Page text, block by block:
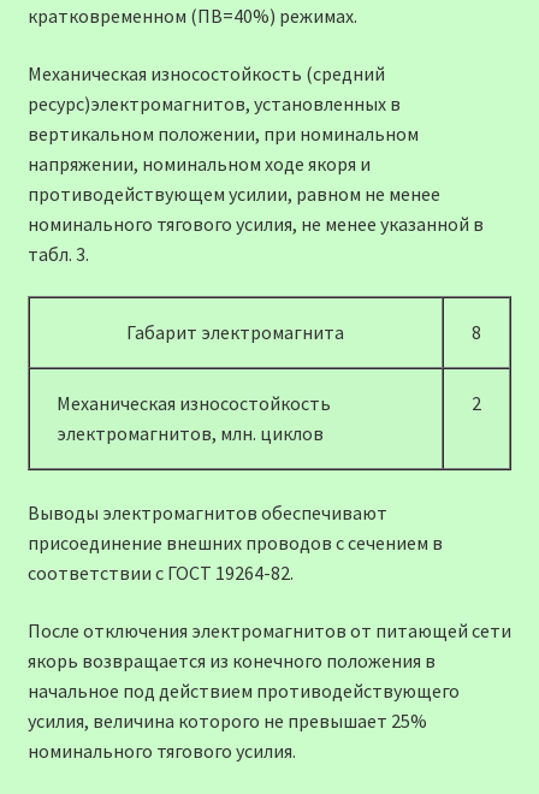
кратковременном (ПВ=40%) режимах.
Механическая износостойкость (средний
ресурс)электромагнитов, установленных в
вертикальном положении, при номинальном
напряжении, номинальном ходе якоря и
противодействующем усилии, равном не менее
номинального тягового усилия, не менее указанной в
табл. 3.
Габарит электромагнита 8
Механическая износостойкость
электромагнитов, млн. циклов
2
Выводы электромагнитов обеспечивают
присоединение внешних проводов с сечением в
соответствии с ГОСТ 19264-82.
После отключения электромагнитов от питающей сети
якорь возвращается из конечного положения в
начальное под действием противодействующего
усилия, величина которого не превышает 25%
номинального тягового усилия.